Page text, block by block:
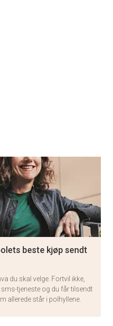
beste kjøp sendt
du skal velge. Fortvil ikke,
tjeneste og du får tilsendt
allerede står i polhyllene.